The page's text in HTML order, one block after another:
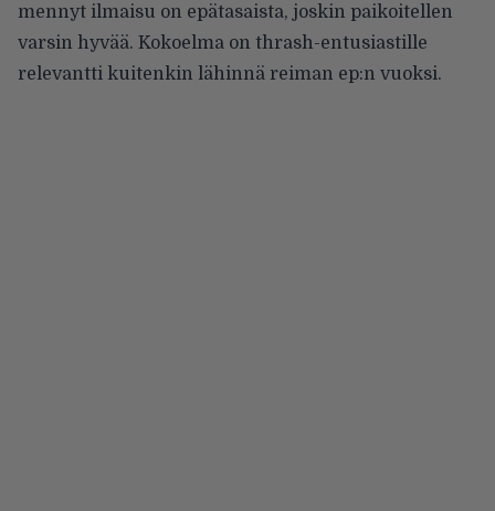
mennyt ilmaisu on epätasaista, joskin paikoitellen
varsin hyvää. Kokoelma on thrash-entusiastille
relevantti kuitenkin lähinnä reiman ep:n vuoksi.